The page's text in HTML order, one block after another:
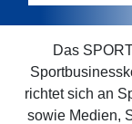
Das
richtet sich an
sowie Medien,